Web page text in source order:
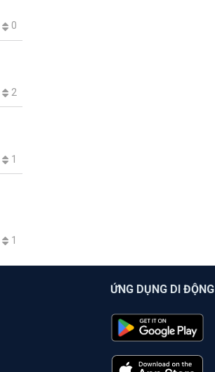
0
2
1
1
ỨNG DỤNG DI ĐỘNG